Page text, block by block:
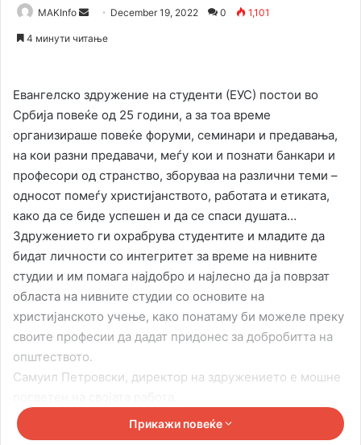
MAKInfo
Send December 19, 2022 0 1,101
4 минути читање
Евангелско здружение на студенти (ЕУС) постои во
Србија повеќе од 25 години, а за тоа време
организираше повеќе форуми, семинари и предавања,
на кои разни предавачи, меѓу кои и познати банкари и
професори од странство, зборуваа на различни теми –
односот помеѓу христијанството, работата и етиката,
како да се биде успешен и да се спаси душата…
Здружението ги охрабрува студентите и младите да
бидат личности со интегритет за време на нивните
студии и им помага најдобро и најлесно да ја поврзат
областа на нивните студии со основите на
христијанското учење, како понатаму би можеле преку
своите професии да дадат придонес за добробитта на
општеството.
Самуил Петровски, директор на здружението е мошне
Кои се од ваша перспектива најголемите предизвици
Прикажи повеќе